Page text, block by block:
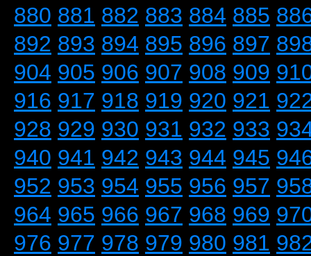
880 881 882 883 884 885
892 893 894 895 896 897
904 905 906 907 908 909
916 917 918 919 920 921
928 929 930 931 932 933
940 941 942 943 944 945
952 953 954 955 956 957
964 965 966 967 968 969
976 977 978 979 980 981